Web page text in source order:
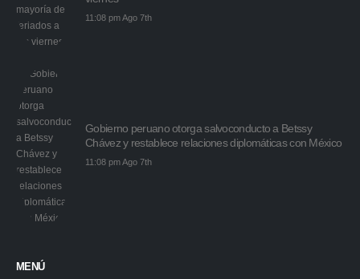
11:08 pm Ago 7th
Gobierno peruano otorga salvoconducto a Betssy
Chávez y restablece relaciones diplomáticas con México
11:08 pm Ago 7th
MENÚ